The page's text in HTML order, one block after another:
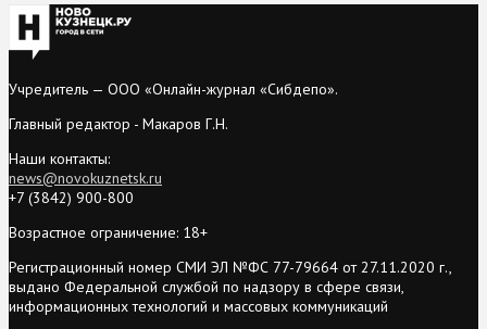
Учредитель — ООО «Онлайн-журнал «Сибдепо».
Главный редактор - Макаров Г.Н.
Наши контакты:
news@novokuznetsk.ru
+7 (3842) 900-800
Возрастное ограничение: 18+
Регистрационный номер СМИ ЭЛ №ФС 77-79664 от 27.11.2020 г.,
выдано Федеральной службой по надзору в сфере связи,
информационных технологий и массовых коммуникаций